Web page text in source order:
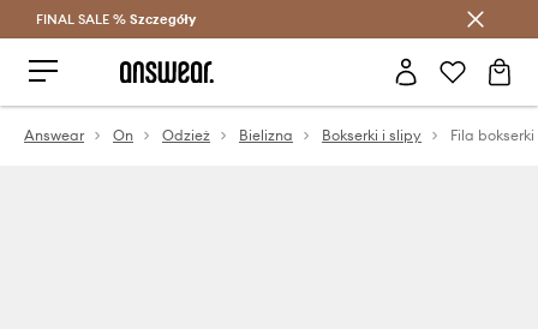
Oszczędzaj z Answear Club >
FINAL SALE % Szczegóły
Answear On Odzież Bielizna Bokserki i slipy Fila